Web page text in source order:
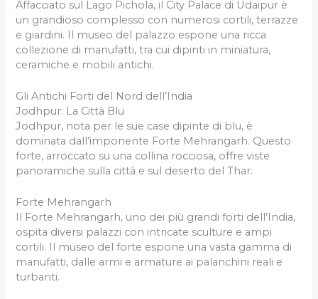
Affacciato sul Lago Pichola, il City Palace di Udaipur è
un grandioso complesso con numerosi cortili, terrazze
e giardini. Il museo del palazzo espone una ricca
collezione di manufatti, tra cui dipinti in miniatura,
ceramiche e mobili antichi.
Gli Antichi Forti del Nord dell’India
Jodhpur: La Città Blu
Jodhpur, nota per le sue case dipinte di blu, è
dominata dall’imponente Forte Mehrangarh. Questo
forte, arroccato su una collina rocciosa, offre viste
panoramiche sulla città e sul deserto del Thar.
Forte Mehrangarh
Il Forte Mehrangarh, uno dei più grandi forti dell’India,
ospita diversi palazzi con intricate sculture e ampi
cortili. Il museo del forte espone una vasta gamma di
manufatti, dalle armi e armature ai palanchini reali e
turbanti.